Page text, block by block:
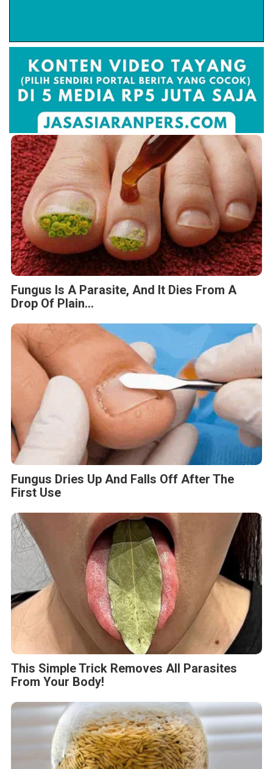
Fungus Is A Parasite, And It Dies From A
Drop Of Plain...
Fungus Dries Up And Falls Off After The
First Use
This Simple Trick Removes All Parasites
From Your Body!